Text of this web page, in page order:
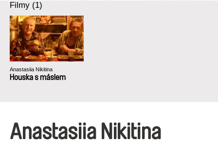
Filmy (1)
Anastasiia Nikitina
Houska s máslem
Anastasiia Nikitina